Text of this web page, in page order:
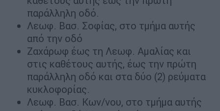
παράλληλη οδό.
Λεωφ. Βασ. Σοφίας, στο τμήμα αυτής
από την οδό
Ζαχάρωφ έως τη Λεωφ. Αμαλίας και
στις καθέτους αυτής, έως την πρώτη
παράλληλη οδό και στα δύο (2) ρεύματα
κυκλοφορίας.
Λεωφ. Βασ. Κων/νου, στο τμήμα αυτής